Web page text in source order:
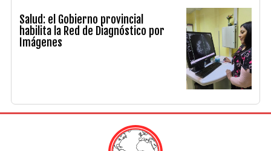
Salud: el Gobierno provincial
habilita la Red de Diagnóstico por
Imágenes